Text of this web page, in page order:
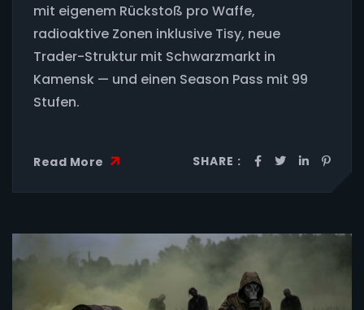
mit eigenem Rückstoß pro Waffe,
radioaktive Zonen inklusive Tisy, neue
Trader-Struktur mit Schwarzmarkt in
Kamensk — und einen Season Pass mit 99
Stufen.
Read More SHARE :